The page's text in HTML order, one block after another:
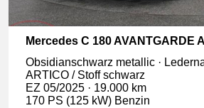
Mercedes C 180 AVANTGARDE
Obsidianschwarz metallic ·
ARTICO / Stoff schwarz
EZ 05/2025 · 19.000 km
170 PS (125 kW) Benzin